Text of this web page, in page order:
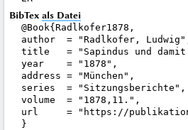
BibTex als Datei
@Book{Radlkofer1878,
author  = "Radlkofer,
title   = "Sapindus und damit
year    = "1878",
address = "München",
series  = "Sitzungsberichte",
volume  = "1878,11.",
url     = "https://